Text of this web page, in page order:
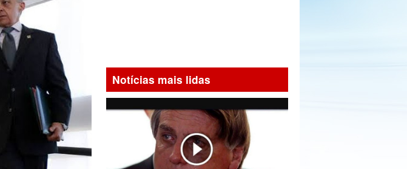
Notícias mais lidas